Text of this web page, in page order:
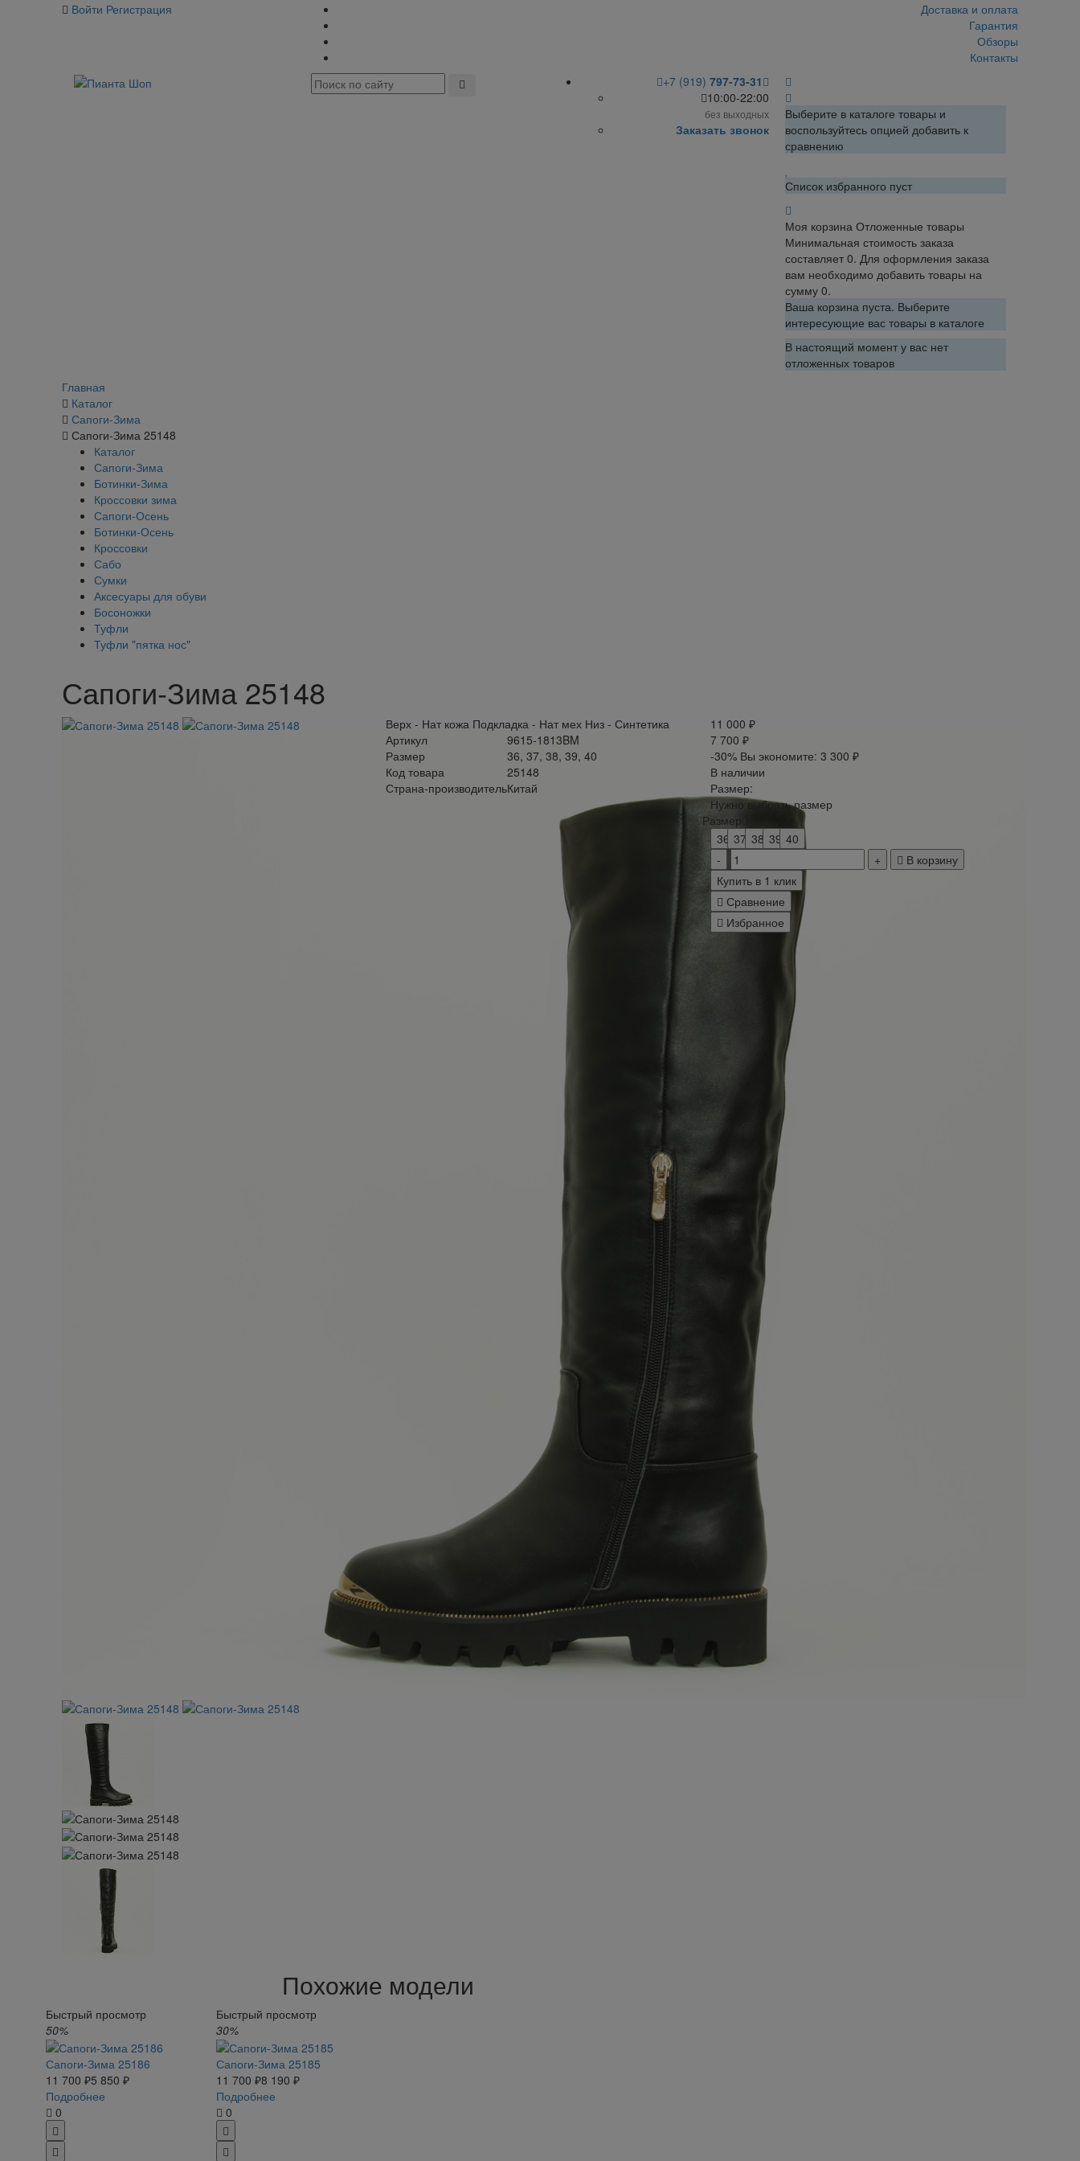
Войти Регистрация
Доставка и оплата
Гарантия
Обзоры
Контакты
+7 (919) 797-73-31
10:00-22:00
без выходных
Заказать звонок
Выберите в каталоге товары и
воспользуйтесь опцией добавить к
сравнению
Список избранного пуст
Моя корзина Отложенные товары
Минимальная стоимость заказа
составляет 0. Для оформления заказа
вам необходимо добавить товары на
сумму 0.
Ваша корзина пуста. Выберите
интересующие вас товары в каталоге
В настоящий момент у вас нет
отложенных товаров
Главная
Каталог
Сапоги-Зима
Сапоги-Зима 25148
Каталог
Сапоги-Зима
Ботинки-Зима
Кроссовки зима
Сапоги-Осень
Ботинки-Осень
Кроссовки
Сабо
Сумки
Аксесуары для обуви
Босоножки
Туфли
Туфли "пятка нос"
Сапоги-Зима 25148
Верх - Нат кожа Подкладка - Нат мех Низ - Синтетика
Артикул
9615-1813BM
Размер
36, 37, 38, 39, 40
Код товара
25148
Страна-производительКитай
11 000 ₽
7 700 ₽
-30% Вы экономите: 3 300 ₽
В наличии
Размер:
Нужно выбрать размер
Размер
36 37 38 39 40
В корзину
Купить в 1 клик
Сравнение
Избранное
Похожие модели
Быстрый просмотр
50%
Сапоги-Зима 25186
11 700 ₽5 850 ₽
Подробнее
0
Быстрый просмотр
30%
Сапоги-Зима 25185
11 700 ₽8 190 ₽
Подробнее
0